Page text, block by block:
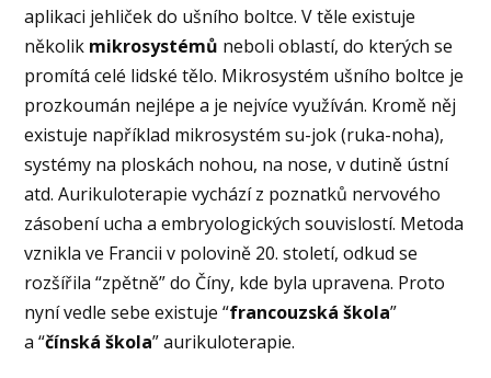
aplikaci jehliček do ušního boltce. V těle existuje
několik mikrosystémů neboli oblastí, do kterých se
promítá celé lidské tělo. Mikrosystém ušního boltce je
prozkoumán nejlépe a je nejvíce využíván. Kromě něj
existuje například mikrosystém su-jok (ruka-noha),
systémy na ploskách nohou, na nose, v dutině ústní
atd. Aurikuloterapie vychází z poznatků nervového
zásobení ucha a embryologických souvislostí. Metoda
vznikla ve Francii v polovině 20. století, odkud se
rozšířila “zpětně” do Číny, kde byla upravena. Proto
nyní vedle sebe existuje “francouzská škola”
a “čínská škola” aurikuloterapie.